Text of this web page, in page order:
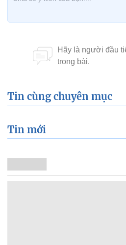
Tin cùng chuyên mục
Tin mới